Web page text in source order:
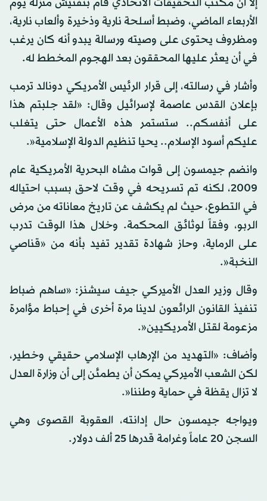
إلا أن مكتب التحقيقات الاتحادي قام بتفتيش منزله يوم
الأربعاء الماضي، وضبط أسلحة نارية وذخيرة وألعاب نارية،
ومظروف يحتوى على وصيته ورسالة يبدو أنه كان يرغب
في أن يعثر عليها المحققون بعد الهجوم المخطط له.
وأشار في رسالته، إلى قرار الرئيس الأمريكي دونالد ترمب
بإعلان القدس عاصمة لإسرائيل وقال: «لقد جلبتم هذا
على أنفسكم.. ستستمر هذه الأعمال حتى يتغلب
عليكم أسود الإسلام.. يحيا تنظيم الدولة الإسلامية«.
وانضم جيمسون إلى قوات مشاه البحرية الأمريكية عام
2009، لكنه تم تسريحه في وقت لاحق بسبب احتياله
في التطوع، حيث لم يكشف عن تاريخ معاناته من مرض
الربو، وفقاً لوثائق المحكمة. وخلال هذا الوقت تدرب
على الرماية، وحاز شهادة تقدير تفيد بأنه من «قناصي
النخبة«.
وقال وزير العدل الأميركي جيف سيشنز: «ساهم ضباط
تنفيذ القانون الرائعون لدينا مرة أخرى في إحباط مؤامرة
مزعومة لقتل الأمريكيين«.
وأضاف: «التهديد من الإرهاب الإسلامي حقيقي وخطير،
لكن الشعب الأميركي يمكن أن يطمئن إلى أن وزارة العدل
لا تزال يقظة في حماية وطننا«.
ويواجه جيمسون حال إدانته، العقوبة القصوى وهي
السجن 20 عاماً وغرامة قدرها 25 ألف دولار.